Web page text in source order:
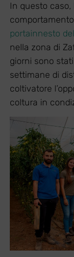
In questo caso,
portainnesto
nella zona di
giorni sono
settimane di
coltivatore
coltura in